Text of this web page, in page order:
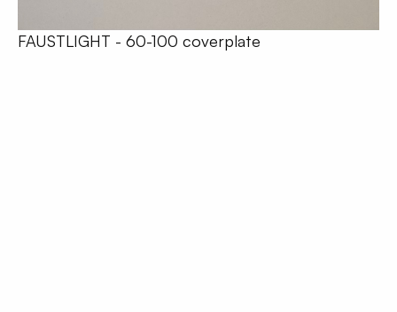
FAUSTLIGHT - 60-100 coverplate